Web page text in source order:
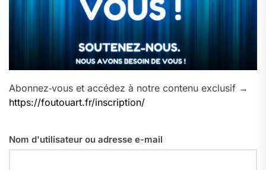
Abonnez‑vous et accédez à notre contenu exclusif →
https://foutouart.fr/inscription/
Nom d'utilisateur ou adresse e-mail